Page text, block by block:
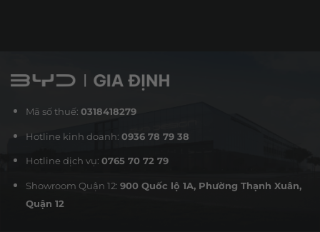
Mã số thuế: 0318418279
Hotline kinh doanh: 0936 78 79 38
Hotline dịch vụ: 0765 70 72 79
Showroom Quận 12: 900 Quốc lộ 1A, Phường Thạnh Xuân,
Quận 12